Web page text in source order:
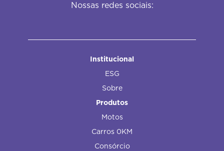
Nossas redes sociais:
Institucional
ESG
Sobre
Produtos
Motos
Carros 0KM
Consórcio